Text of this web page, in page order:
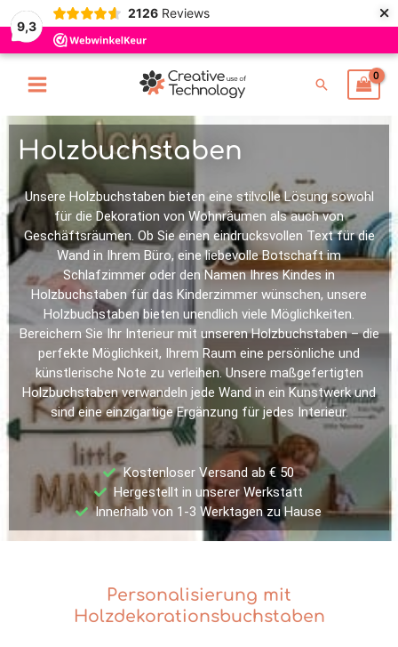
9,3
2126 Reviews ×
Zum
Inhalt
Suchen
Holzbuchstaben
Unsere Holzbuchstaben bieten eine stilvolle Lösung sowohl
für die Dekoration von Wohnräumen als auch von
Geschäftsräumen. Ob Sie einen eindrucksvollen Text für die
Wand in Ihrem Büro, eine liebevolle Botschaft im
Schlafzimmer oder den Namen Ihres Kindes in
Holzbuchstaben für das Kinderzimmer wünschen, unsere
Holzbuchstaben bieten unendlich viele Möglichkeiten.
Bereichern Sie Ihr Interieur mit unseren Holzbuchstaben – die
perfekte Möglichkeit, Ihrem Raum eine persönliche und
künstlerische Note zu verleihen. Unsere maßgefertigten
Holzbuchstaben verwandeln jede Wand in ein Kunstwerk und
sind eine einzigartige Ergänzung für jedes Interieur.
Kostenloser Versand ab € 50
Hergestellt in unserer Werkstatt
Innerhalb von 1-3 Werktagen zu Hause
Personalisierung mit
Holzdekorationsbuchstaben